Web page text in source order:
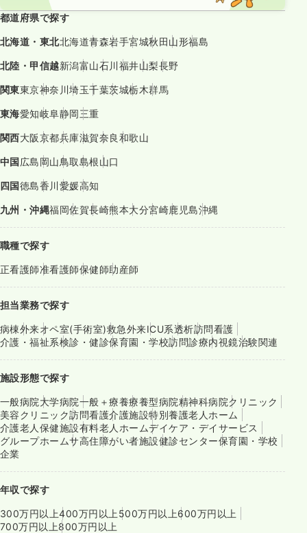
都道府県で探す
北海道・東北北海道青森岩手宮城秋田山形福島
北陸・甲信越新潟富山石川福井山梨長野
関東東京神奈川埼玉千葉茨城栃木群馬
東海愛知岐阜静岡三重
関西大阪京都兵庫滋賀奈良和歌山
中国広島岡山鳥取島根山口
四国徳島香川愛媛高知
九州・沖縄福岡佐賀長崎熊本大分宮崎鹿児島沖縄
職種で探す
正看護師准看護師保健師助産師
担当業務で探す
病棟外来オペ室(手術室)救急外来ICU系透析訪問看護
介護・福祉系検診・健診保育園・学校訪問診療内視鏡治験関連
施設形態で探す
一般病院大学病院一般＋療養療養型病院精神科病院クリニック
美容クリニック訪問看護介護施設特別養護老人ホーム
介護老人保健施設有料老人ホームデイケア・デイサービス
グループホームサ高住障がい者施設健診センター保育園・学校
企業
年収で探す
300万円以上400万円以上 500万円以上600万円以上
700万円以上800万円以上